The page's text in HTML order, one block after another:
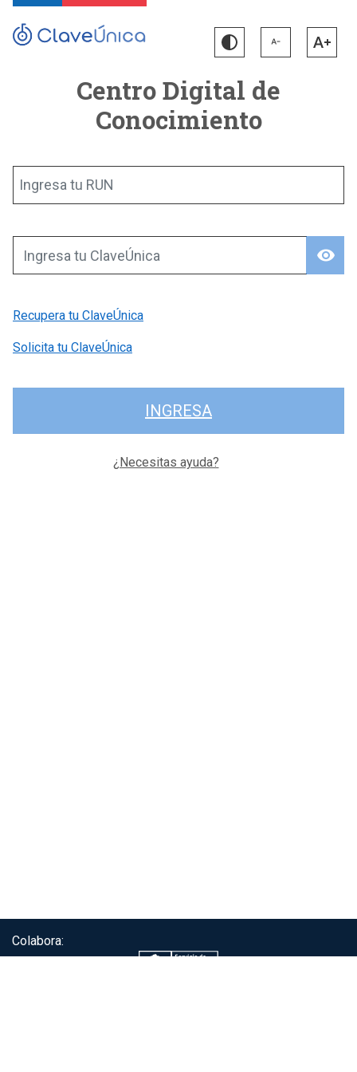
Centro Digital de
Conocimiento
Ingresa tu RUN
visibility
Ingresa tu ClaveÚnica
Recupera tu ClaveÚnica
Solicita tu ClaveÚnica
INGRESA
¿Necesitas ayuda?
Colabora: